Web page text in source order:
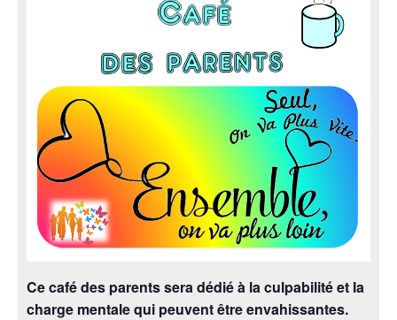
Ce café des parents sera dédié à la culpabilité et la
charge mentale qui peuvent être envahissantes.